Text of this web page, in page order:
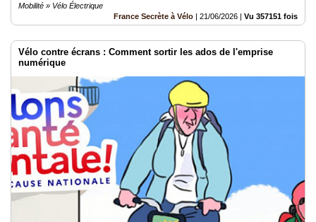
Mobilité » Vélo Électrique
France Secrète à Vélo | 21/06/2026 | Vu 357151 fois
Vélo contre écrans : Comment sortir les ados de l'emprise
numérique